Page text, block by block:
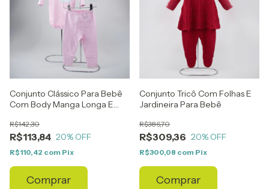
Conjunto Clássico Para Bebê
Com Body Manga Longa E
R$113,84
R$142,30
20% OFF
R$110,42 com Pix
Comprar
Conjunto Tricô Com Folhas E
Jardineira Para Bebê
R$309,36
R$386,70
20% OFF
R$300,08 com Pix
Comprar